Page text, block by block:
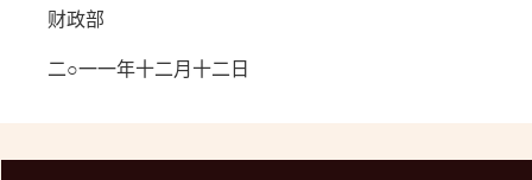
财政部
二○一一年十二月十二日